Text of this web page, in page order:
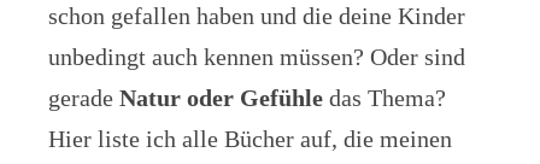
schon gefallen haben und die deine Kinder
unbedingt auch kennen müssen? Oder sind
gerade Natur oder Gefühle das Thema?
Hier liste ich alle Bücher auf, die meinen